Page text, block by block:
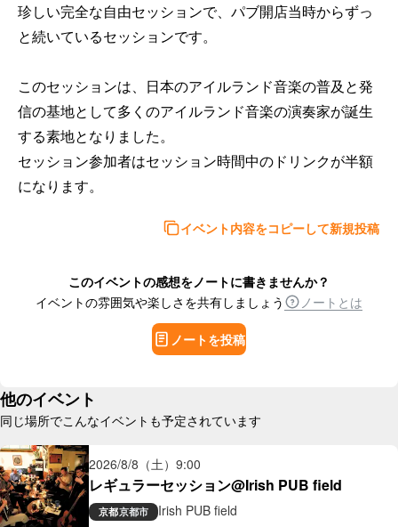
珍しい完全な自由セッションで、パブ開店当時からずっ
と続いているセッションです。
このセッションは、日本のアイルランド音楽の普及と発
信の基地として多くのアイルランド音楽の演奏家が誕生
する素地となりました。
セッション参加者はセッション時間中のドリンクが半額
になります。
イベント内容をコピーして新規投稿
このイベントの感想をノートに書きませんか？
イベントの雰囲気や楽しさを共有しましょう
ノートとは
ノートを投稿
他のイベント
同じ場所でこんなイベントも予定されています
2026/8/8（土） 9:00
レギュラーセッション@Irish PUB field
京都京都市 Irish PUB field